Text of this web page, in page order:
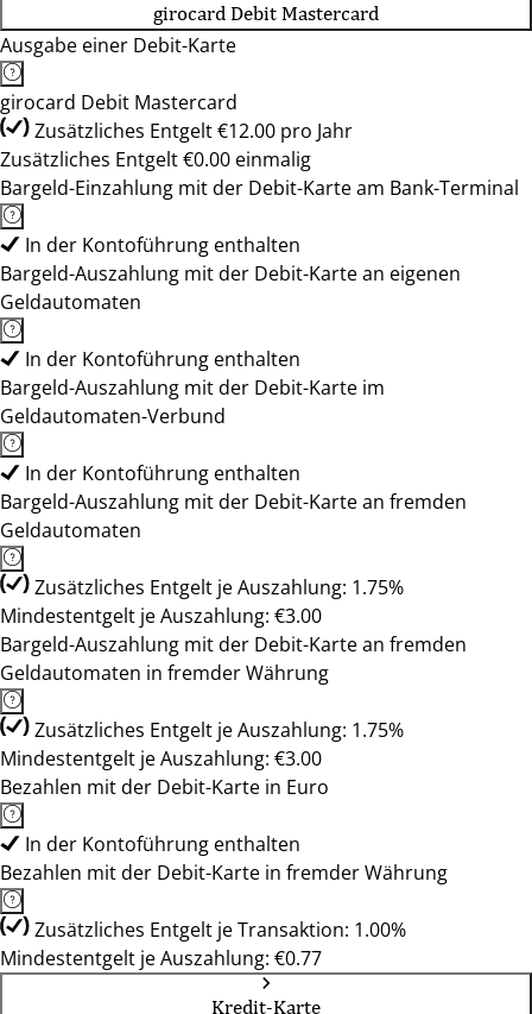
girocard Debit Mastercard
Ausgabe einer Debit-Karte
girocard Debit Mastercard
Zusätzliches Entgelt €12.00 pro Jahr
Zusätzliches Entgelt €0.00 einmalig
Bargeld-Einzahlung mit der Debit-Karte am Bank-Terminal
In der Kontoführung enthalten
Bargeld-Auszahlung mit der Debit-Karte an eigenen
Geldautomaten
In der Kontoführung enthalten
Bargeld-Auszahlung mit der Debit-Karte im
Geldautomaten-Verbund
In der Kontoführung enthalten
Bargeld-Auszahlung mit der Debit-Karte an fremden
Geldautomaten
Zusätzliches Entgelt je Auszahlung: 1.75%
Mindestentgelt je Auszahlung: €3.00
Bargeld-Auszahlung mit der Debit-Karte an fremden
Geldautomaten in fremder Währung
Zusätzliches Entgelt je Auszahlung: 1.75%
Mindestentgelt je Auszahlung: €3.00
Bezahlen mit der Debit-Karte in Euro
In der Kontoführung enthalten
Bezahlen mit der Debit-Karte in fremder Währung
Zusätzliches Entgelt je Transaktion: 1.00%
Mindestentgelt je Auszahlung: €0.77
Kredit-Karte